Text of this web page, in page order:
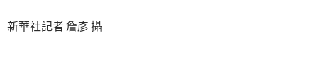
新華社記者 詹彥 攝